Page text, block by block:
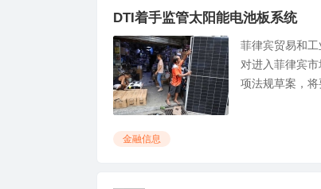
DTI着手监管太阳能电池板系统
菲律宾贸易和
对进入菲律宾
项法规草案，将
金融信息